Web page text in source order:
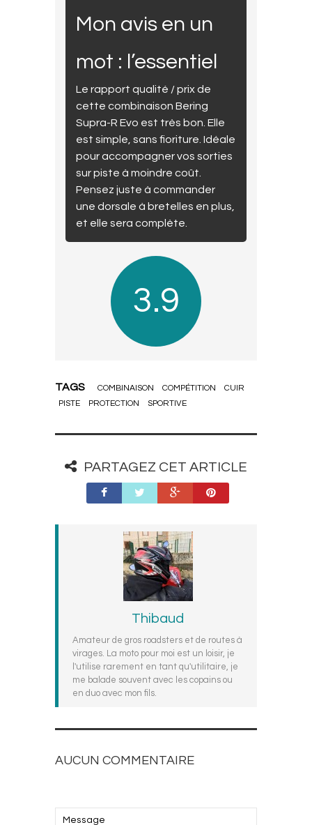
Mon avis en un
mot : l’essentiel
Le rapport qualité / prix de
cette combinaison Bering
Supra-R Evo est très bon. Elle
est simple, sans fioriture. Idéale
pour accompagner vos sorties
sur piste à moindre coût.
Pensez juste à commander
une dorsale à bretelles en plus,
et elle sera complète.
3.9
TAGS COMBINAISON COMPÉTITION
CUIR
PISTE
PROTECTION SPORTIVE
PARTAGEZ CET ARTICLE
Thibaud
Amateur de gros roadsters et de routes à
virages. La moto pour moi est un loisir, je
l'utilise rarement en tant qu'utilitaire, je
me balade souvent avec les copains ou
en duo avec mon fils.
AUCUN COMMENTAIRE